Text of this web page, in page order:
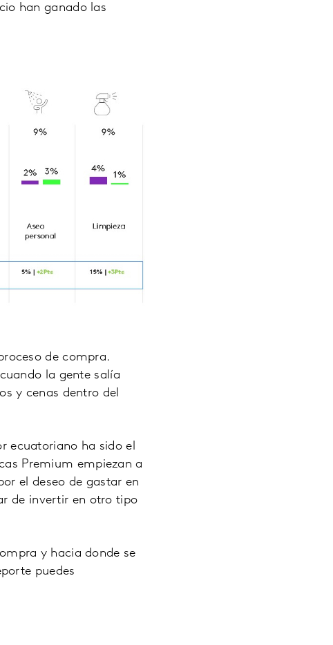
han ganado las
de compra.
la gente salía
y cenas dentro del
ecuatoriano ha sido el
Premium empiezan a
el deseo de gastar en
de invertir en otro tipo
y hacia donde se
puedes